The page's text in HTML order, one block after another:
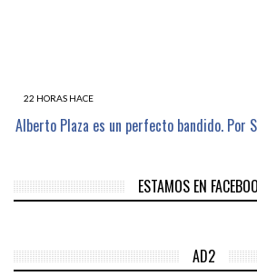
22 HORAS HACE
Alberto Plaza es un perfecto bandido. Por
ESTAMOS EN
AD2